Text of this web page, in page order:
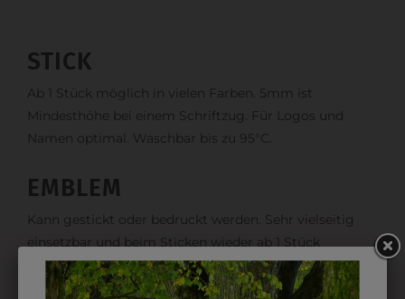
STICK
Ab 1 Stück möglich in vielen Farben. 5mm ist
Mindesthöhe bei einem Schriftzug. Für Logos und
Namen optimal. Waschbar bis zu 95°C.
EMBLEM
Kann gestickt oder bedruckt werden. Sehr vielseitig
einsetzbar und beim Sticken wieder ab 1 Stück
möglich.